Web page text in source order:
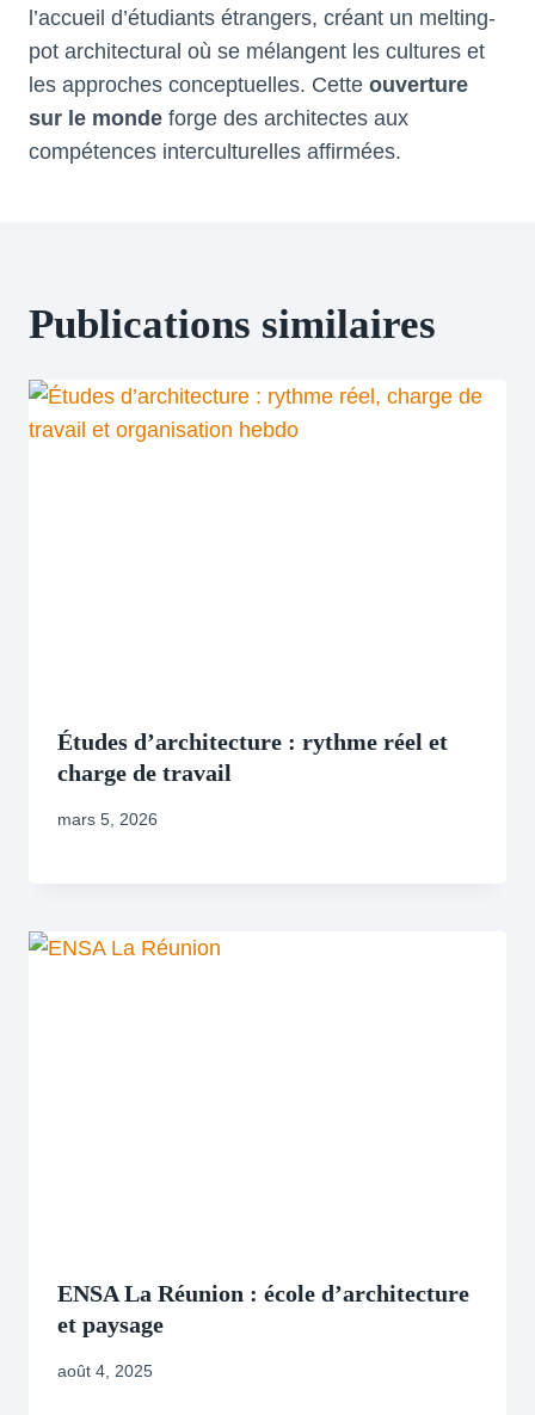
l’accueil d’étudiants étrangers, créant un melting-
pot architectural où se mélangent les cultures et
les approches conceptuelles. Cette ouverture
sur le monde forge des architectes aux
compétences interculturelles affirmées.
Publications similaires
Études d’architecture : rythme réel et
charge de travail
mars 5, 2026
ENSA La Réunion : école d’architecture
et paysage
août 4, 2025